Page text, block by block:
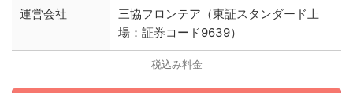
運営会社
三協フロンテア（東証スタンダード上
場：証券コード9639）
税込み料金